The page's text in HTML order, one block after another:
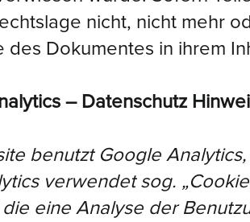
nicht, nicht mehr
des Dokumentes in ihrem
– Datenschutz
benutzt Google
verwendet sog.
eine Analyse der